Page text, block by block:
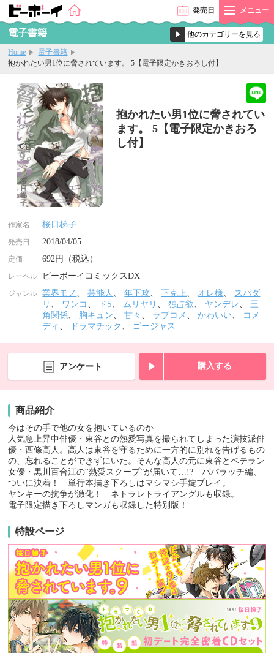
発売日 メニュー
電子書籍
Home
電子書籍
抱かれたい男1位に脅されています。 5【電子限定かきおろし付】
抱かれたい男1位に脅されてい
ます。 5【電子限定かきおろ
し付】
作家名 桜日梯子
発売日 2018/04/05
定価 692円（税込）
レーベル ビーボーイコミックスDX
ジャンル 業界モノ 、芸能人 、年下攻、下克上、 オレ様、 スパダ
リ 、 ワンコ 、 ドS、 ムリヤリ 、独占欲、 ヤンデレ 、三
角関係、 胸キュン、甘々 、 ラブコメ 、かわいい、
コメ
ディ 、 ドラマチック 、 ゴージャス
アンケート 購入する
商品紹介
今はその手で他の女を抱いているのか
人気急上昇中俳優・東谷との熱愛写真を撮られてしまった演技派俳
優・西條高人。高人は東谷を守るために一方的に別れを告げるもの
の、忘れることができずにいた。そんな高人の元に東谷とベテラン
女優・黒川百合江の“熱愛スクープ”が届いて…!? パパラッチ編、
ついに決着！ 単行本描き下ろしはマシマシ手錠プレイ。
ヤンキーの抗争が激化！ ネトラレトライアングルも収録。
電子限定描き下ろしマンガも収録した特別版！
特設ページ